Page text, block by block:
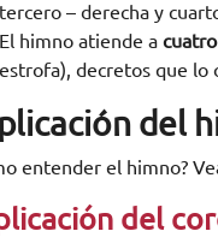
tercero – derecha y
El himno atiende a
estrofa), decretos que lo
del
entender el himno?
del